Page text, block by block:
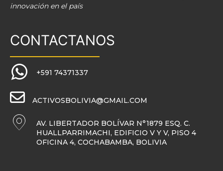
innovación en el país
CONTACTANOS
+591 74371337
ACTIVOSBOLIVIA@GMAIL.COM
AV. LIBERTADOR BOLÍVAR N°1879 ESQ. C.
HUALLPARRIMACHI, EDIFICIO V Y V, PISO 4
OFICINA 4, COCHABAMBA, BOLIVIA